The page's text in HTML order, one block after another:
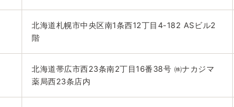
北海道札幌市中央区南1条西12丁目4-182 ASビル2
階
北海道帯広市西23条南2丁目16番38号 ㈱ナカジマ
薬局西23条店内